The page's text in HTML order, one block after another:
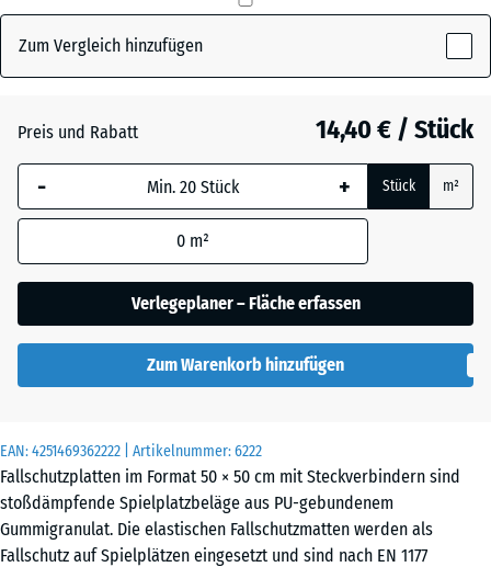
EAN:4251469362222 | Artikelnummer:6222
Fallschutzplatten im Format 50 × 50 cm mit Steckverbindern sind
stoßdämpfende Spielplatzbeläge aus PU-gebundenem
Gummigranulat. Die elastischen Fallschutzmatten werden als
Fallschutz auf Spielplätzen eingesetzt und sind nach EN 1177
Sandbeige(active)
x
500
Die gewählte, blau
umrandete
Abmessung wird
Produktdaten nicht
anders angegeben)
für die
Bedarfsberechnung
x
50
x 4
cm
Zum Vergleich hinzufügen
Preis und Rabatt 14,40 € / Stück
- + Stück m²
0 m²
Verlegeplaner – Fläche erfassen
Zum Warenkorb hinzufügen